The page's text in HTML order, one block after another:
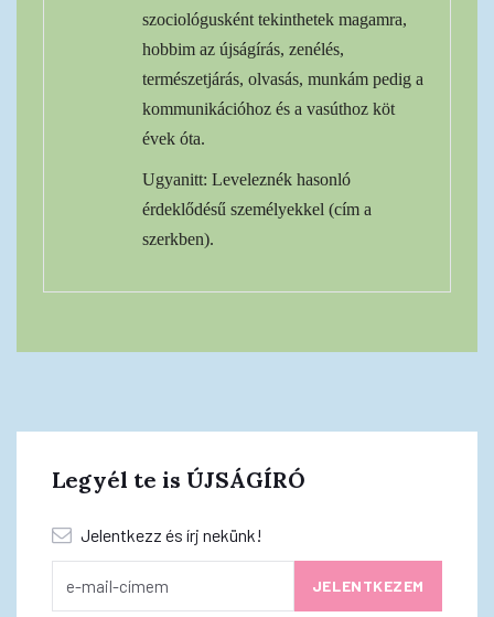
szociológusként tekinthetek magamra,
hobbim az újságírás, zenélés,
természetjárás, olvasás, munkám pedig a
kommunikációhoz és a vasúthoz köt
évek óta.
Ugyanitt: Leveleznék hasonló
érdeklődésű személyekkel (cím a
szerkben).
Legyél te is ÚJSÁGÍRÓ
Jelentkezz és írj nekünk!